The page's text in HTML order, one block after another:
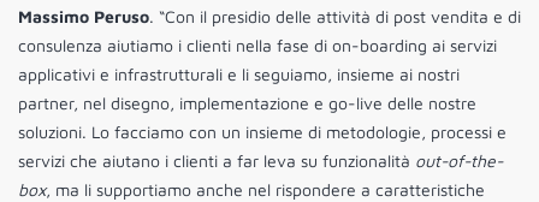
Massimo Peruso. “Con il presidio delle attività di post vendita e di
consulenza aiutiamo i clienti nella fase di on-boarding ai servizi
applicativi e infrastrutturali e li seguiamo, insieme ai nostri
partner, nel disegno, implementazione e go-live delle nostre
soluzioni. Lo facciamo con un insieme di metodologie, processi e
servizi che aiutano i clienti a far leva su funzionalità out-of-the-
box, ma li supportiamo anche nel rispondere a caratteristiche